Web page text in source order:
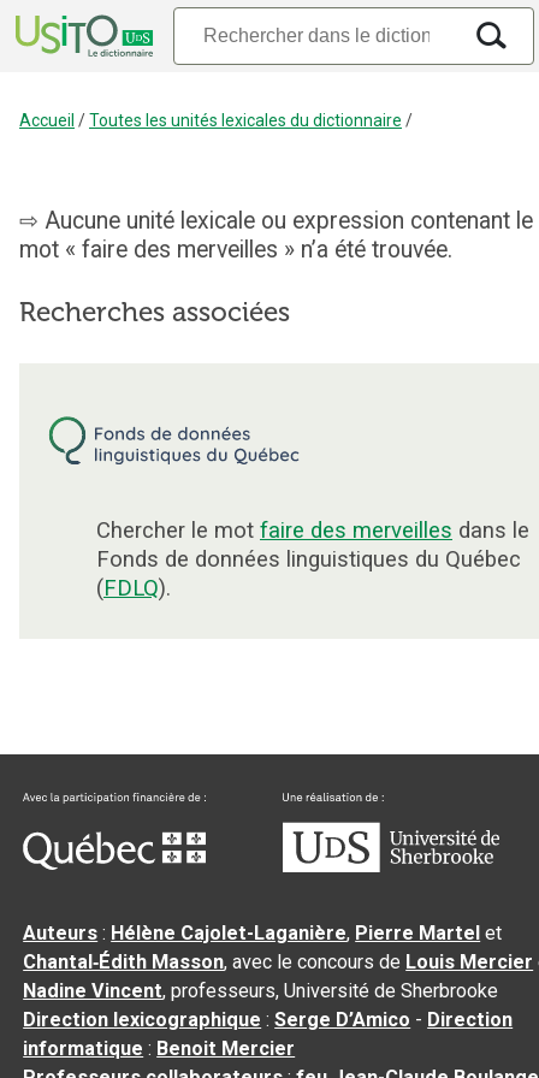
Accueil /Toutes les unités lexicales du dictionnaire /
Aucune unité lexicale ou expression contenant le
mot « faire des merveilles » n’a été trouvée.
Recherches associées
Chercher le mot faire des merveilles dans le
Fonds de données linguistiques du Québec
(FDLQ).
Auteurs : Hélène Cajolet-Laganière, Pierre Martel et
Chantal‑Édith Masson, avec le concours de Louis Mercier
Nadine Vincent, professeurs, Université de Sherbrooke
Direction lexicographique :Serge D’Amico - Direction
informatique : Benoit Mercier